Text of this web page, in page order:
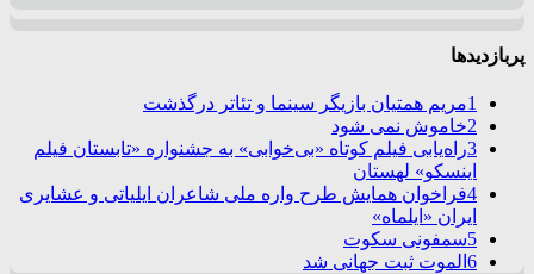
پربازدیدها
1مریم همتیان بازیگر سینما و تئاتر درگذشت
2خاموش نمی شود
3راه‌یابی فیلم کوتاه «بی‌خوابی» به جشنواره «تابستان فیلم
اینسکو» لهستان
4فراخوان همایش طرح واره ملی شاعران ایلیاتی و عشایری
ایران «ایلماه»
5سمفونی سکوت
6 الموت ثبت جهانی شد